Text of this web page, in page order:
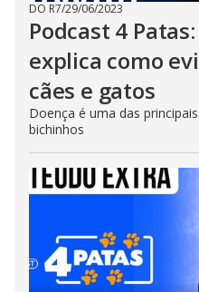
DO R7/29/06/2023
Podcast 4
explica como
cães e gatos
Doença é uma das
bichinhos